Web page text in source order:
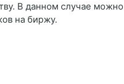
В данном случае
на биржу.